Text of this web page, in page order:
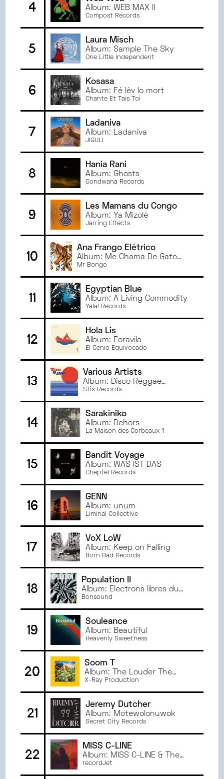
DÉCEMBRE2023
NOVEMBRE 2023
OCTOBRE2023
SEPTEMBRE
2023
2023
AVRIL2023
MARS2023
FÉVRIER2023
JANVIER2023
JUIN2022
2022
AVRIL2022
4 Album: WEB MAX II
Compost Records
5
Laura Misch
Album: Sample The Sky
One Little Independent
6
Kosasa
Album: Fé lèv lo mort
Chante Et Tais Toi
7
Ladaniva
Album: Ladaniva
JIGULI
8
Hania Rani
Album: Ghosts
Gondwana Records
9
Les Mamans du Congo
Album: Ya Mizolé
Jarring Effects
10
Ana Frango Elétrico
Album: Me Chama De Gato
Que Eu Sou Sua
Mr Bongo
11
Egyptian Blue
Album: A Living Commodity
Yala! Records
12
Hola Lis
Album: Foravila
El Genio Equivocado
13
Various Artists
Album: Disco Reggae
(Volume 5)
Stix Records
14
Sarakiniko
Album: Dehors
La Maison des Corbeaux 1
15
Bandit Voyage
Album: WAS IST DAS
Cheptel Records
16
ĠENN
Album: unum
Liminal Collective
17
VoX LoW
Album: Keep on Falling
Born Bad Records
18
Population II
Album: Électrons libres du
québec
Bonsound
19
Souleance
Album: Beautiful
Heavenly Sweetness
20
Soom T
Album: The Louder The
Better
X-Ray Production
21
Jeremy Dutcher
Album: Motewolonuwok
Secret City Records
22
MISS C-LINE
Album: MISS C-LINE & The
Rabidz
recordJet